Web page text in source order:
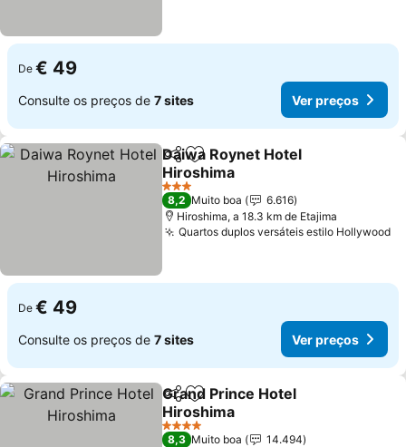
De € 49
Consulte os preços de 7 sites Ver preços
PartilharAdicionar aos favoritos
Daiwa Roynet Hotel
Hiroshima
3 Estrelas
8,2 Muito boa
6.616
Hiroshima, a 18.3 km de Etajima
Quartos duplos versáteis estilo Hollywood
De € 49
Consulte os preços de 7 sites Ver preços
PartilharAdicionar aos favoritos
Grand Prince Hotel
Hiroshima
4 Estrelas
8,3 Muito boa
14.494